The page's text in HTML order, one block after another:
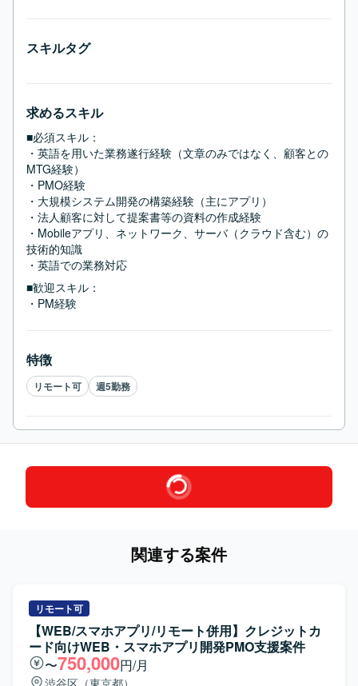
スキルタグ
求めるスキル
■必須スキル：
・英語を用いた業務遂行経験（文章のみではなく、顧客との
MTG経験）
・PMO経験
・大規模システム開発の構築経験（主にアプリ）
・法人顧客に対して提案書等の資料の作成経験
・Mobileアプリ、ネットワーク、サーバ（クラウド含む）の
技術的知識
・英語での業務対応
■歓迎スキル：
・PM経験
特徴
リモート可 週5勤務
関連する案件
リモート可
【WEB/スマホアプリ/リモート併用】クレジットカ
ード向けWEB・スマホアプリ開発PMO支援案件
〜750,000円/月
渋谷区（東京都）